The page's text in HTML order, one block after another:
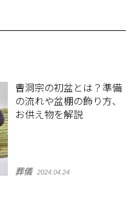
曹洞宗の初盆とは？準備
の流れや盆棚の飾り方、
お供え物を解説
葬儀 2024.04.24